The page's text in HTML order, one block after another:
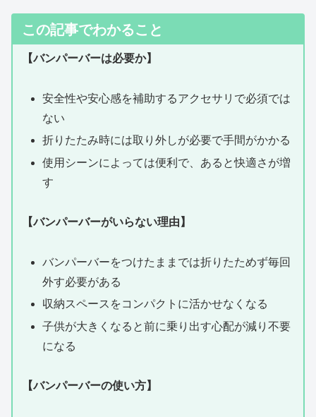
この記事でわかること
【バンパーバーは必要か】
安全性や安心感を補助するアクセサリで必須では
ない
折りたたみ時には取り外しが必要で手間がかかる
使用シーンによっては便利で、あると快適さが増
す
【バンパーバーがいらない理由】
バンパーバーをつけたままでは折りたためず毎回
外す必要がある
収納スペースをコンパクトに活かせなくなる
子供が大きくなると前に乗り出す心配が減り不要
になる
【バンパーバーの使い方】